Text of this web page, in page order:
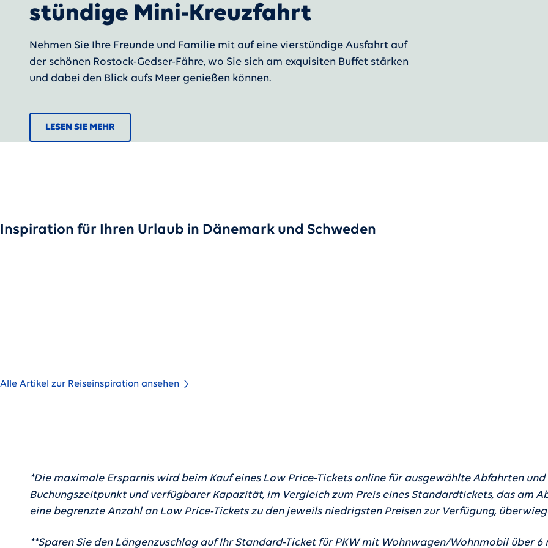
stündige Mini-Kreuzfahrt
Nehmen Sie Ihre Freunde und Familie mit auf eine vierstündige Ausfahrt auf
der schönen Rostock-Gedser-Fähre, wo Sie sich am exquisiten Buffet stärken
und dabei den Blick aufs Meer genießen können.
LESEN SIE MEHR
Inspiration für Ihren Urlaub in Dänemark und Schweden
Alle Artikel zur Reiseinspiration ansehen
*Die maximale Ersparnis wird beim Kauf eines Low Price-Tickets online für ausgewählte Abfahrten
Buchungszeitpunkt und verfügbarer Kapazität, im Vergleich zum Preis eines Standardtickets, das am
eine begrenzte Anzahl an Low Price-Tickets zu den jeweils niedrigsten Preisen zur Verfügung,
**Sparen Sie den Längenzuschlag auf Ihr Standard-Ticket für PKW mit Wohnwagen/Wohnmobil über